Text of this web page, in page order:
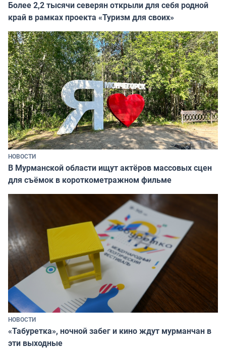
Более 2,2 тысячи северян открыли для себя родной
край в рамках проекта «Туризм для своих»
НОВОСТИ
В Мурманской области ищут актёров массовых сцен
для съёмок в короткометражном фильме
НОВОСТИ
«Табуретка», ночной забег и кино ждут мурманчан в
эти выходные